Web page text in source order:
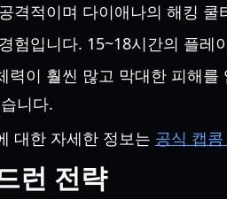
격적이며 다이애나의 해킹
험입니다. 15~18시간의 플레
력이 훨씬 많고 막대한 피해
니다.
대한 자세한 정보는 공식 캡
런 전략